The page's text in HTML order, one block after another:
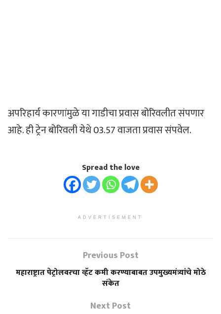
अपरिहार्य कारणांमुळे या गाडीचा प्रवास बोरिवलीत संपणार
आहे. ही ट्रेन बोरिवली येथे 03.57 वाजता प्रवास संपवेल.
Spread the love
ADVERTISEMENT
Previous Post
महाराष्ट्रात पेट्रोलवरचा व्हॅट कमी करण्याबाबत उपमुख्यमंत्र्यांचे मोठे
संकेत
Next Post